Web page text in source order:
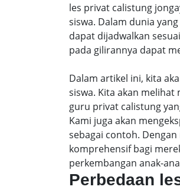
les privat calistung
siswa. Dalam dunia
dapat dijadwalkan
pada gilirannya dapat
Dalam artikel ini, kita
siswa. Kita akan
guru privat calistung
Kami juga akan
sebagai contoh.
komprehensif bagi
perkembangan anak-
Perbedaan